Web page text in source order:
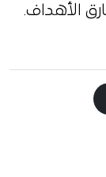
الأهداف.